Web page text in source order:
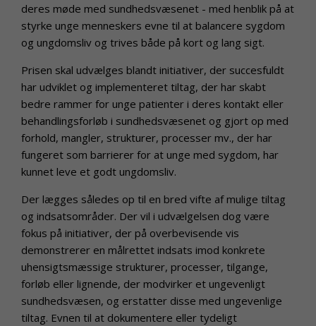
deres møde med sundhedsvæsenet - med henblik på at
styrke unge menneskers evne til at balancere sygdom
og ungdomsliv og trives både på kort og lang sigt.
Prisen skal udvælges blandt initiativer, der succesfuldt
har udviklet og implementeret tiltag, der har skabt
bedre rammer for unge patienter i deres kontakt eller
behandlingsforløb i sundhedsvæsenet og gjort op med
forhold, mangler, strukturer, processer mv., der har
fungeret som barrierer for at unge med sygdom, har
kunnet leve et godt ungdomsliv.
Der lægges således op til en bred vifte af mulige tiltag
og indsatsområder. Der vil i udvælgelsen dog være
fokus på initiativer, der på overbevisende vis
demonstrerer en målrettet indsats imod konkrete
uhensigtsmæssige strukturer, processer, tilgange,
forløb eller lignende, der modvirker et ungevenligt
sundhedsvæsen, og erstatter disse med ungevenlige
tiltag. Evnen til at dokumentere eller tydeligt